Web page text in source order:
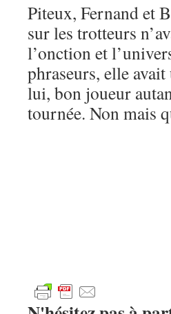
Piteux, Fernand et
sur les trotteurs
l’onction et
phraseurs, elle
lui, bon joueur
tournée. Non mais